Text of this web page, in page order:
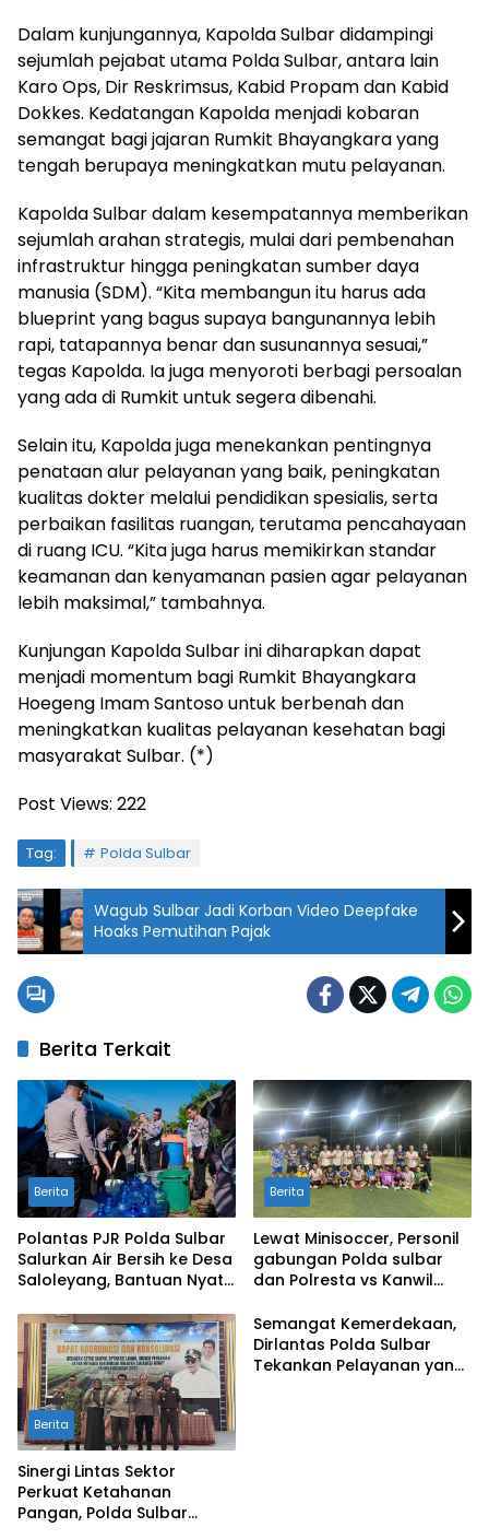
Dalam kunjungannya, Kapolda Sulbar didampingi
sejumlah pejabat utama Polda Sulbar, antara lain
Karo Ops, Dir Reskrimsus, Kabid Propam dan Kabid
Dokkes. Kedatangan Kapolda menjadi kobaran
semangat bagi jajaran Rumkit Bhayangkara yang
tengah berupaya meningkatkan mutu pelayanan.
Kapolda Sulbar dalam kesempatannya memberikan
sejumlah arahan strategis, mulai dari pembenahan
infrastruktur hingga peningkatan sumber daya
manusia (SDM). “Kita membangun itu harus ada
blueprint yang bagus supaya bangunannya lebih
rapi, tatapannya benar dan susunannya sesuai,”
tegas Kapolda. Ia juga menyoroti berbagi persoalan
yang ada di Rumkit untuk segera dibenahi.
Selain itu, Kapolda juga menekankan pentingnya
penataan alur pelayanan yang baik, peningkatan
kualitas dokter melalui pendidikan spesialis, serta
perbaikan fasilitas ruangan, terutama pencahayaan
di ruang ICU. “Kita juga harus memikirkan standar
keamanan dan kenyamanan pasien agar pelayanan
lebih maksimal,” tambahnya.
Kunjungan Kapolda Sulbar ini diharapkan dapat
menjadi momentum bagi Rumkit Bhayangkara
Hoegeng Imam Santoso untuk berbenah dan
meningkatkan kualitas pelayanan kesehatan bagi
masyarakat Sulbar. (*)
Post Views: 222
Tag: Polda Sulbar
Wagub Sulbar Jadi Korban Video Deepfake
Hoaks Pemutihan Pajak
Berita Terkait
Berita
Polantas PJR Polda Sulbar
Salurkan Air Bersih ke Desa
Saloleyang, Bantuan Nyata
Berita
Lewat Minisoccer, Personil
gabungan Polda sulbar
dan Polresta vs Kanwil
Ikatan Persaudaraan
Berita
Sinergi Lintas Sektor
Perkuat Ketahanan
Pangan, Polda Sulbar
Semangat Kemerdekaan,
Dirlantas Polda Sulbar
Tekankan Pelayanan yang